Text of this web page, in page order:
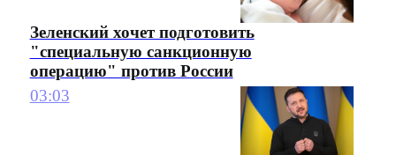
Зеленский хочет подготовить
"специальную санкционную
операцию" против России
03:03